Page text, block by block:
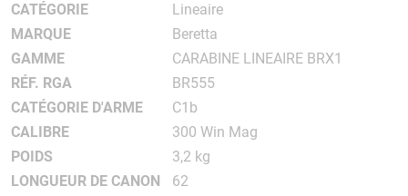
CATÉGORIE
Lineaire
MARQUE
Beretta
GAMME
CARABINE LINEAIRE BRX1
RÉF. RGA
BR555
CATÉGORIE D'ARME
C1b
CALIBRE
300 Win Mag
POIDS
3,2 kg
LONGUEUR DE CANON
62